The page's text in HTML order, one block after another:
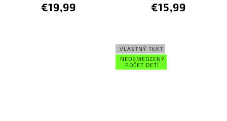
€19,99 €15,99
VLASTNÝ TEXT
NEOBMEDZENÝ
POČET DETÍ